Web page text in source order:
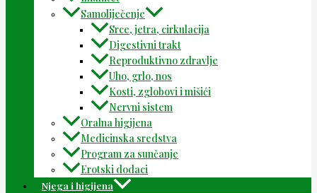
Samoliječenje
Srce, jetra, cirkulacija
Digestivni trakt
Reproduktivno zdravlje
Uho, grlo, nos
Kosti, zglobovi i mišići
Nervni sistem
Oralna higijena
Medicinska sredstva
Program za sunčanje
Erotski dodaci
Njega i higijena